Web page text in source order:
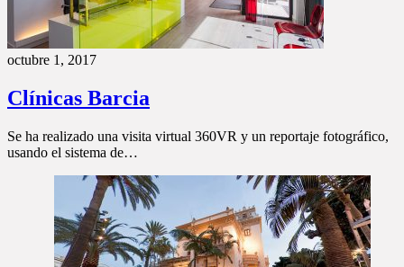
octubre 1, 2017
Clínicas Barcia
Se ha realizado una visita virtual 360VR y un reportaje fotográfico,
usando el sistema de…